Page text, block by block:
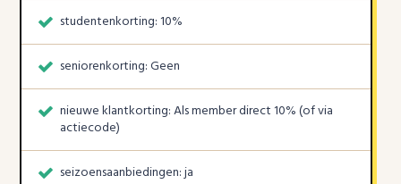
studentenkorting: 10%
seniorenkorting: Geen
nieuwe klantkorting: Als member direct 10% (of via
actiecode)
seizoensaanbiedingen: ja